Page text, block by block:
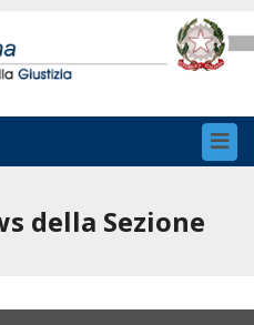
della Sezione